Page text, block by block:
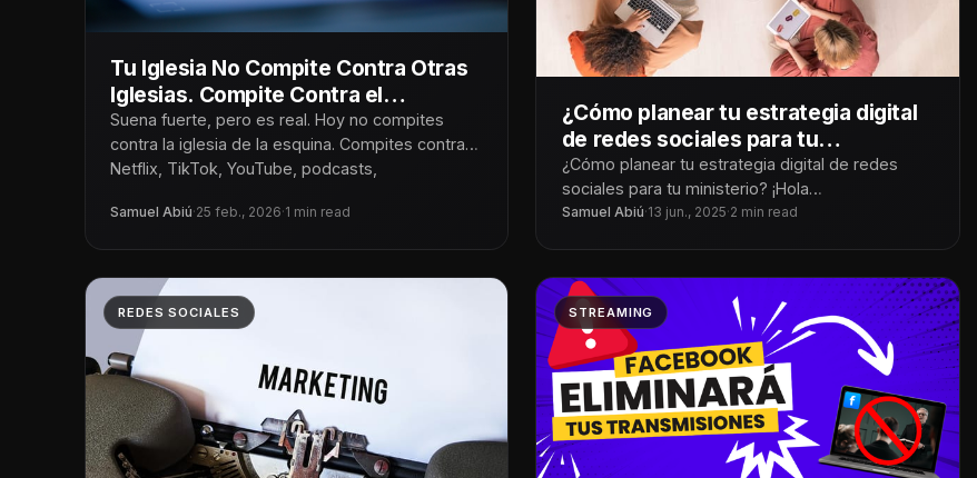
Tu Iglesia No Compite Contra Otras
Iglesias. Compite Contra el
Algoritmo
Suena fuerte, pero es real. Hoy no compites
contra la iglesia de la esquina. Compites contra
Netflix, TikTok, YouTube, podcasts,
Samuel Abiú·25 feb., 2026·1 min read
¿Cómo planear tu estrategia digital
de redes sociales para tu
ministerio?
¿Cómo planear tu estrategia digital de redes
sociales para tu ministerio? ¡Hola
Tecnoiglesiólogos! Tener redes sociales no es lo
Samuel Abiú·13 jun., 2025·2 min read
REDES SOCIALES STREAMING